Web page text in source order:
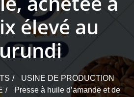
élevé au
USINE DE PRODUCTION
Presse à huile d’amande et de